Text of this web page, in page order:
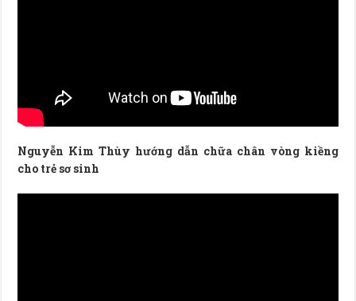
Nguyễn Kim Thùy hướng dẫn chữa chân vòng kiềng
cho trẻ sơ sinh